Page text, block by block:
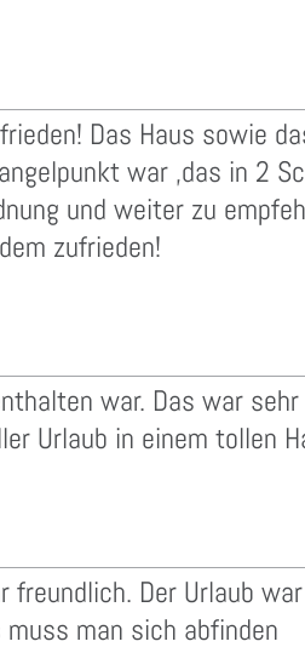
Das Haus sowie
war ,das in 2
und weiter zu
zufrieden!
war. Das war
Urlaub in einem tollen
Der Urlaub
man sich abfinden